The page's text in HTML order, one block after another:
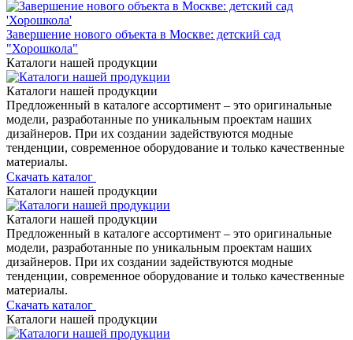
Завершение нового объекта в Москве: детский сад
"Хорошкола"
Каталоги нашей продукции
Каталоги нашей продукции
Предложенный в каталоге ассортимент – это оригинальные
модели, разработанные по уникальным проектам наших
дизайнеров. При их создании задействуются модные
тенденции, современное оборудование и только качественные
материалы.
Скачать каталог
Каталоги нашей продукции
Каталоги нашей продукции
Предложенный в каталоге ассортимент – это оригинальные
модели, разработанные по уникальным проектам наших
дизайнеров. При их создании задействуются модные
тенденции, современное оборудование и только качественные
материалы.
Скачать каталог
Каталоги нашей продукции